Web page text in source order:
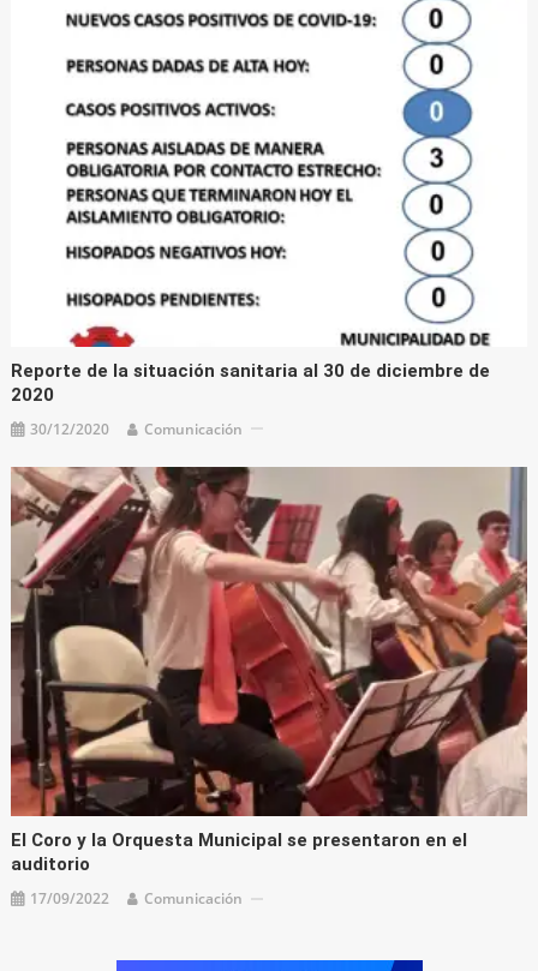
Reporte de la situación sanitaria al 30 de diciembre de
2020
30/12/2020 Comunicación
El Coro y la Orquesta Municipal se presentaron en el
auditorio
17/09/2022 Comunicación